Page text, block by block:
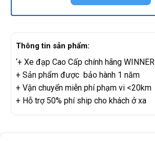
Thông tin sản phẩm:
‘+ Xe đạp Cao Cấp chính hãng WINNER
+ Sản phẩm được bảo hành 1 năm
+ Vận chuyển miễn phí phạm vi <20km
+ Hỗ trợ 50% phí ship cho khách ở xa